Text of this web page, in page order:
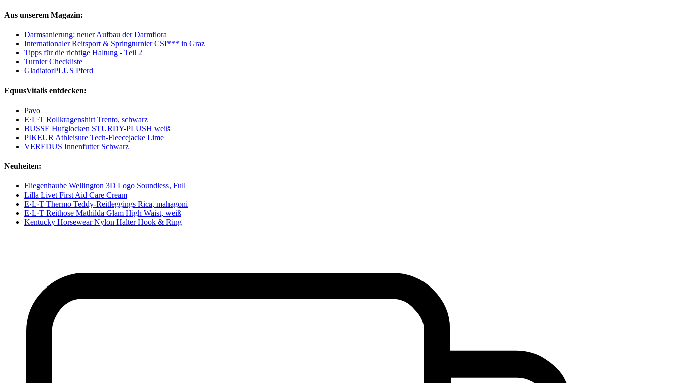
Aus unserem Magazin:
Darmsanierung: neuer Aufbau der Darmflora
Internationaler Reitsport & Springturnier CSI*** in Graz
Tipps für die richtige Haltung - Teil 2
Turnier Checkliste
GladiatorPLUS Pferd
EquusVitalis entdecken:
Pavo
E·L·T Rollkragenshirt Trento, schwarz
BUSSE Hufglocken STURDY-PLUSH weiß
PIKEUR Athleisure Tech-Fleecejacke Lime
VEREDUS Innenfutter Schwarz
Neuheiten:
Fliegenhaube Wellington 3D Logo Soundless, Full
Lilla Livet First Aid Care Cream
E·L·T Thermo Teddy-Reitleggings Rica, mahagoni
E·L·T Reithose Mathilda Glam High Waist, weiß
Kentucky Horsewear Nylon Halter Hook & Ring